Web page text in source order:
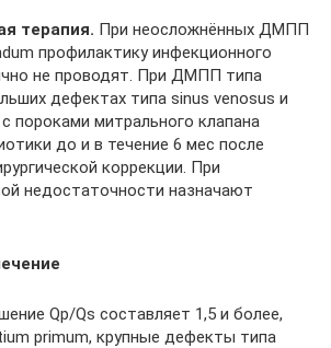
терапия. При неосложнённых ДМПП
профилактику инфекционного
не проводят. При ДМПП типа
дефектах типа sinus venosus и
пороками митрального клапана
до и в течение 6 мес после
коррекции. При
недостаточности назначают
Qp/Qs составляет 1,5 и более,
primum, крупные дефекты типа